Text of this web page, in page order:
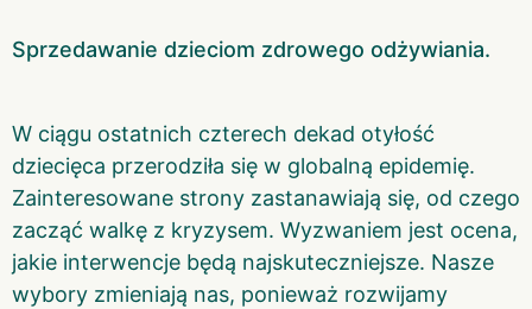
Sprzedawanie dzieciom zdrowego odżywiania.
W ciągu ostatnich czterech dekad otyłość
dziecięca przerodziła się w globalną epidemię.
Zainteresowane strony zastanawiają się, od czego
zacząć walkę z kryzysem. Wyzwaniem jest ocena,
jakie interwencje będą najskuteczniejsze. Nasze
wybory zmieniają nas, ponieważ rozwijamy